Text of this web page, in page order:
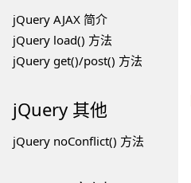
jQuery AJAX 简介
jQuery load() 方法
jQuery get()/post() 方法
jQuery 其他
jQuery noConflict() 方法